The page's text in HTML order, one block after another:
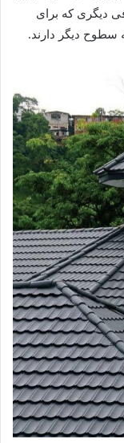
دیگری که برای
سطوح دیگر دارند.